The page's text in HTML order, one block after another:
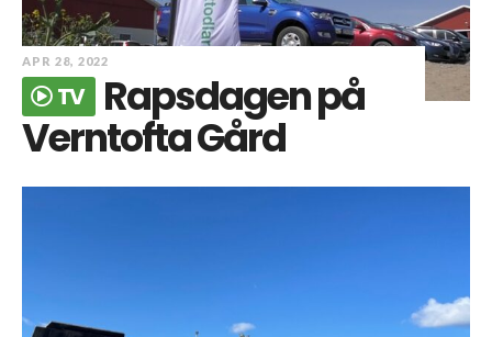
APR 28, 2022
TV Rapsdagen på
Verntofta Gård